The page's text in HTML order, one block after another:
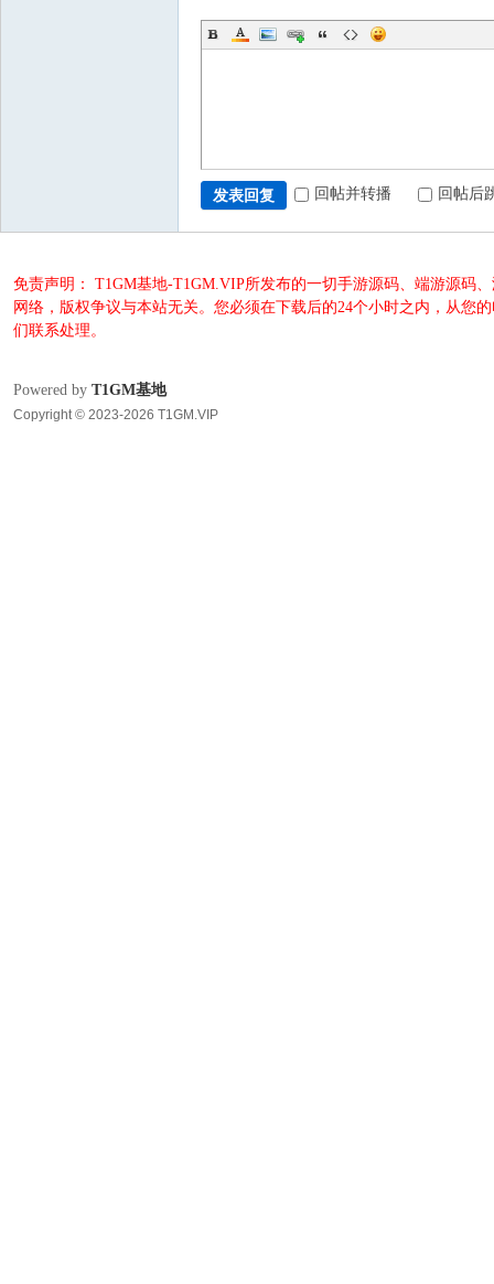
发表回复 回帖并转播 回帖后
免责声明： T1GM基地-T1GM.VIP所发布的一切手游源码、端游源码
网络，版权争议与本站无关。您必须在下载后的24个小时之内，从您
们联系处理。
Powered by T1GM基地
Copyright © 2023-2026 T1GM.VIP